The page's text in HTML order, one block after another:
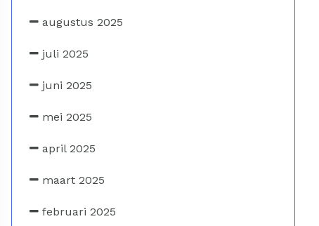
augustus 2025
juli 2025
juni 2025
mei 2025
april 2025
maart 2025
februari 2025